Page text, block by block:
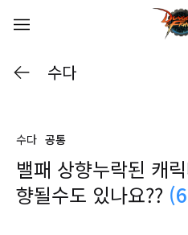
수다
수다 공통
밸패 상향누락된 캐
향될수도 있나요??